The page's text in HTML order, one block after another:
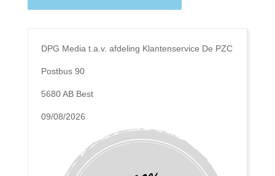
DPG Media t.a.v. afdeling Klantenservice De PZC
Postbus 90
5680 AB Best
09/08/2026